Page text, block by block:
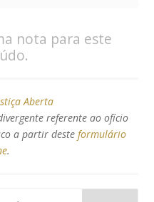
nota para este
Aberta
referente ao ofício
a partir deste formulário
.